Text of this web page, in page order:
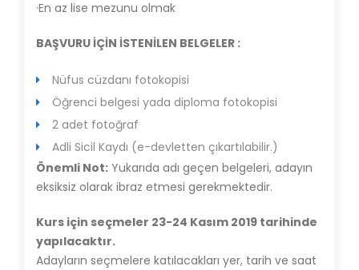
·En az lise mezunu olmak
BAŞVURU İÇİN İSTENİLEN BELGELER :
Nüfus cüzdanı fotokopisi
Öğrenci belgesi yada diploma fotokopisi
2 adet fotoğraf
Adli Sicil Kaydı (e-devletten çıkartılabilir.)
Önemli Not: Yukarıda adı geçen belgeleri, adayın
eksiksiz olarak ibraz etmesi gerekmektedir.
Kurs için seçmeler 23-24 Kasım 2019 tarihinde
yapılacaktır.
Adayların seçmelere katılacakları yer, tarih ve saat